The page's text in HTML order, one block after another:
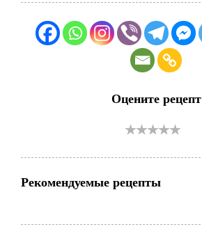
Оцените рецепт
Рекомендуемые рецепты